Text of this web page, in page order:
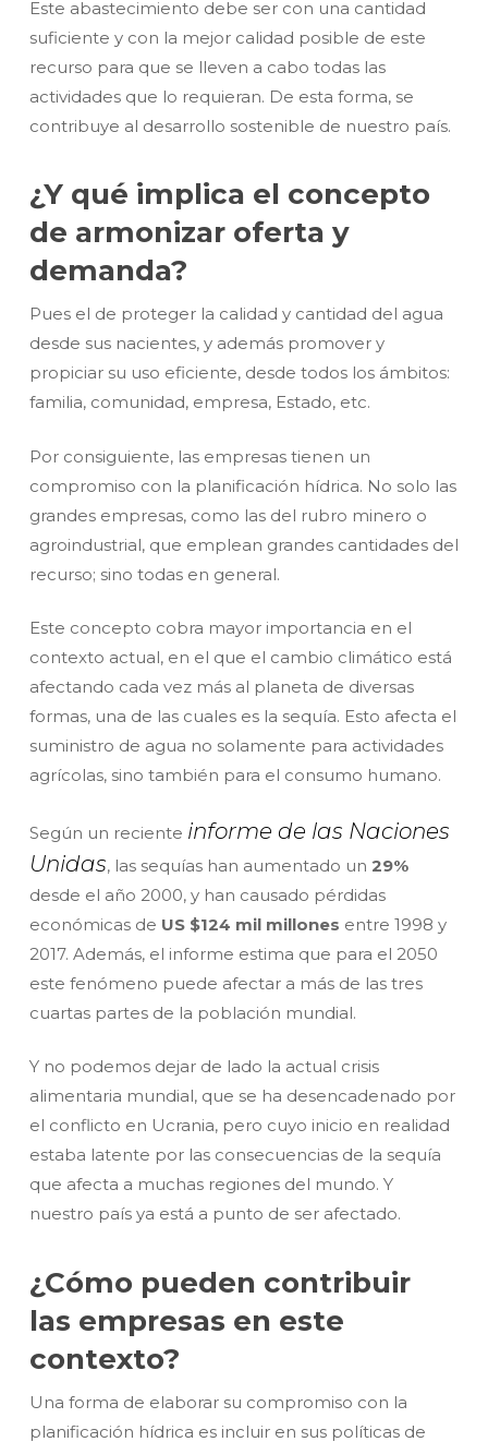
Este abastecimiento debe ser con una cantidad
suficiente y con la mejor calidad posible de este
recurso para que se lleven a cabo todas las
actividades que lo requieran. De esta forma, se
contribuye al desarrollo sostenible de nuestro país.
¿Y qué implica el concepto
de armonizar oferta y
demanda?
Pues el de proteger la calidad y cantidad del agua
desde sus nacientes, y además promover y
propiciar su uso eficiente, desde todos los ámbitos:
familia, comunidad, empresa, Estado, etc.
Por consiguiente, las empresas tienen un
compromiso con la planificación hídrica. No solo las
grandes empresas, como las del rubro minero o
agroindustrial, que emplean grandes cantidades del
recurso; sino todas en general.
Este concepto cobra mayor importancia en el
contexto actual, en el que el cambio climático está
afectando cada vez más al planeta de diversas
formas, una de las cuales es la sequía. Esto afecta el
suministro de agua no solamente para actividades
agrícolas, sino también para el consumo humano.
Según un reciente informe de las Naciones
Unidas, las sequías han aumentado un 29%
desde el año 2000, y han causado pérdidas
económicas de US $124 mil millones entre 1998 y
2017. Además, el informe estima que para el 2050
este fenómeno puede afectar a más de las tres
cuartas partes de la población mundial.
Y no podemos dejar de lado la actual crisis
alimentaria mundial, que se ha desencadenado por
el conflicto en Ucrania, pero cuyo inicio en realidad
estaba latente por las consecuencias de la sequía
que afecta a muchas regiones del mundo. Y
nuestro país ya está a punto de ser afectado.
¿Cómo pueden contribuir
las empresas en este
contexto?
Una forma de elaborar su compromiso con la
planificación hídrica es incluir en sus políticas de